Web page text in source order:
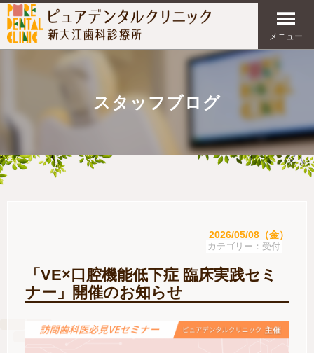
メニュー
スタッフブログ
2026/05/08（金）
受付
「VE×口腔機能低下症 臨床実践セミ
ナー」開催のお知らせ